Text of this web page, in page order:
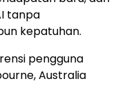
tanpa
kepatuhan.
pengguna
Australia